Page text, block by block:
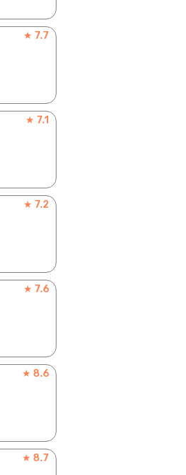
★ 7.7
★ 7.1
★ 7.2
★ 7.6
★ 8.6
★ 8.7